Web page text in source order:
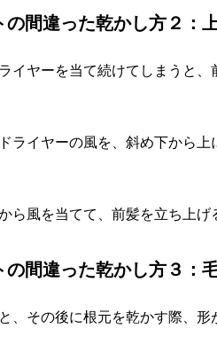
の間違った乾かし方２：
イヤーを当て続けてしまうと
ライヤーの風を、斜め下から
ら風を当てて、前髪を立ち上げ
の間違った乾かし方３：
、その後に根元を乾かす際、